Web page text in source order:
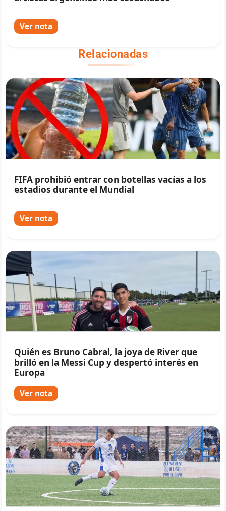
Ver nota
Relacionadas
FIFA prohibió entrar con botellas vacías a los
estadios durante el Mundial
Ver nota
Quién es Bruno Cabral, la joya de River que
brilló en la Messi Cup y despertó interés en
Europa
Ver nota